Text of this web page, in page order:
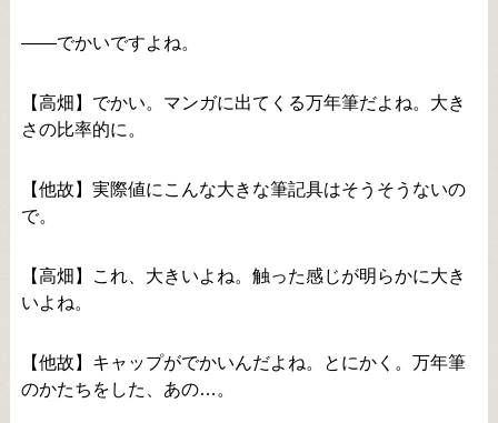
――でかいですよね。
【高畑】でかい。マンガに出てくる万年筆だよね。大き
さの比率的に。
【他故】実際値にこんな大きな筆記具はそうそうないの
で。
【高畑】これ、大きいよね。触った感じが明らかに大き
いよね。
【他故】キャップがでかいんだよね。とにかく。万年筆
のかたちをした、あの…。